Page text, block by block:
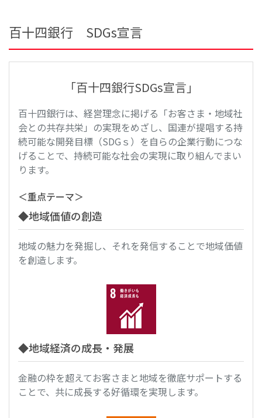
百十四銀行 SDGs宣言
「百十四銀行SDGs宣言」
百十四銀行は、経営理念に掲げる「お客さま・地域社
会との共存共栄」の実現をめざし、国連が提唱する持
続可能な開発目標（SDGｓ）を自らの企業行動につな
げることで、持続可能な社会の実現に取り組んでまい
ります。
＜重点テーマ＞
◆地域価値の創造
地域の魅力を発掘し、それを発信することで地域価値
を創造します。
◆地域経済の成長・発展
金融の枠を超えてお客さまと地域を徹底サポートする
ことで、共に成長する好循環を実現します。